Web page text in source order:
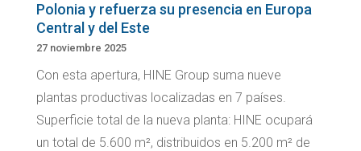
Polonia y refuerza su presencia en Europa
Central y del Este
27 noviembre 2025
Con esta apertura, HINE Group suma nueve
plantas productivas localizadas en 7 países.
Superficie total de la nueva planta: HINE ocupará
un total de 5.600 m², distribuidos en 5.200 m² de